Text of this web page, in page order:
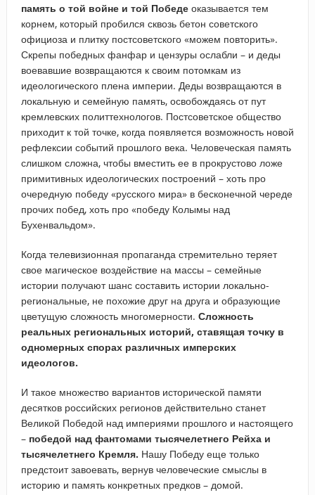
память о той войне и той Победеоказывается тем
корнем, который пробился сквозь бетон советского
официоза и плитку постсоветского «можем повторить».
Скрепы победных фанфар и цензуры ослабли – и деды
воевавшие возвращаются к своим потомкам из
идеологического плена империи. Деды возвращаются в
локальную и семейную память, освобождаясь от пут
кремлевских политтехнологов. Постсоветское общество
приходит к той точке, когда появляется возможность новой
рефлексии событий прошлого века. Человеческая память
слишком сложна, чтобы вместить ее в прокрустово ложе
примитивных идеологических построений – хоть про
очередную победу «русского мира» в бесконечной череде
прочих побед, хоть про «победу Колымы над
Бухенвальдом».
Когда телевизионная пропаганда стремительно теряет
свое магическое воздействие на массы – семейные
истории получают шанс составить истории локально-
региональные, не похожие друг на друга и образующие
цветущую сложность многомерности. Сложность
реальных региональных историй, ставящая точку в
одномерных спорах различных имперских
идеологов.
И такое множество вариантов исторической памяти
десятков российских регионов действительно станет
Великой Победой над империями прошлого и настоящего
– победой над фантомами тысячелетнего Рейха и
тысячелетнего Кремля. Нашу Победу еще только
предстоит завоевать, вернув человеческие смыслы в
историю и память конкретных предков – домой.